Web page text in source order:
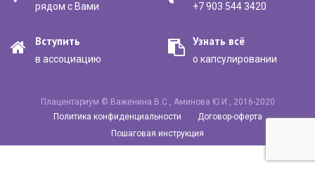
+7 903 544 3420
рядом с Вами
Узнать всё
о капсулировании
Вступить
в ассоциацию
Плацентариум © Важенина В.С., Аминова Ю.И., 2016-2020
Политика конфиденциальности
Договор-оферта
Пошаговая инструкция